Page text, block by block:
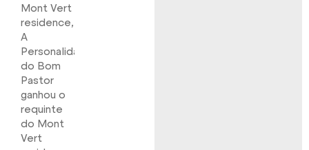
Mont Vert
residence,
A
Personalidade
do Bom
Pastor
ganhou o
requinte
do Mont
Vert